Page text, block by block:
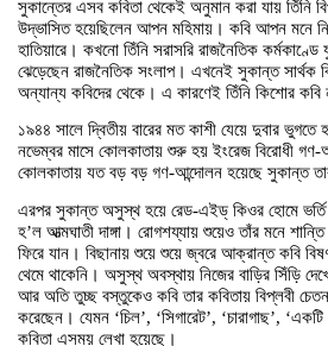
সুকান্তের এসব কবিতা থেকেই অনুমান করা যায় তিঁনি
উদ্ভাসিত হয়েছিলেন আপন মহিমায়। কবি আপন মনে
হাতিয়ারে। কখনো তিঁনি সরাসরি রাজনৈতিক
ঝেড়েছেন রাজনৈতিক সংলাপ। এখনেই সুকান্ত সার্থক
অন্যান্য কবিদের থেকে। এ কারণেই তিঁনি কিশোর কবি
১৯৪৪ সালে দ্বিতীয় বারের মত কাশী যেয়ে দুবার ভুগতে
নভেম্বর মাসে কোলকাতায় শুরু হয় ইংরেজ বিরোধী
কোলকাতায় যত বড় বড় গণ-আন্দোলন হয়েছে সুকান্ত
এরপর সুকান্ত অসুস্থ হয়ে রেড-এইড্ কিওর হোমে
হ’ল আত্মঘাতী দাঙ্গা। রোগশয্যায় শুয়েও তাঁর মনে
ফিরে যান। বিছানায় শুয়ে শুয়ে জ্বরে আক্রান্ত কবি
থেমে থাকেনি। অসুস্থ অবস্থায় নিজের বাড়ির সিঁড়ি
আর অতি তুচ্ছ বস্তুকেও কবি তার কবিতায় বিপ্লবী
করেছেন। যেমন ‘চিল’, ‘সিগারেট’, ‘চারাগাছ’, ‘একটি
কবিতা এসময় লেখা হয়েছে।